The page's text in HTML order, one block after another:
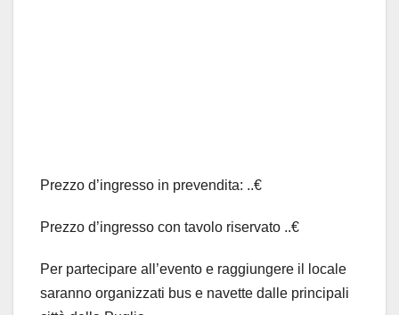
Prezzo d’ingresso in prevendita: ..€
Prezzo d’ingresso con tavolo riservato ..€
Per partecipare all’evento e raggiungere il locale
saranno organizzati bus e navette dalle principali